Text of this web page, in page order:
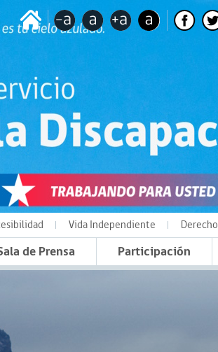
Vida Independiente Derecho
de Prensa Participación